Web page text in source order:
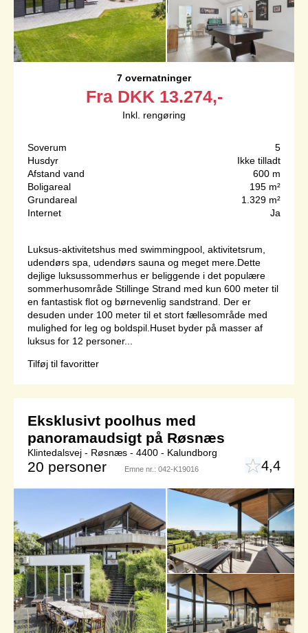
7 overnatninger
Fra DKK 13.274,-
Inkl. rengøring
Soverum
5
Husdyr
Ikke tilladt
Afstand vand
600 m
Boligareal
195 m²
Grundareal
1.329 m²
Internet
Ja
Luksus-aktivitetshus med swimmingpool, aktivitetsrum,
udendørs spa, udendørs sauna og meget mere.Dette
dejlige luksussommerhus er beliggende i det populære
sommerhusområde Stillinge Strand med kun 600 meter til
en fantastisk flot og børnevenlig sandstrand. Der er
desuden under 100 meter til et stort fællesområde med
mulighed for leg og boldspil.Huset byder på masser af
luksus for 12 personer...
Tilføj til favoritter
Eksklusivt poolhus med
panoramaudsigt på Røsnæs
Klintedalsvej - Røsnæs - 4400 - Kalundborg
20 personer Emne nr.: 042-K19016 4,4